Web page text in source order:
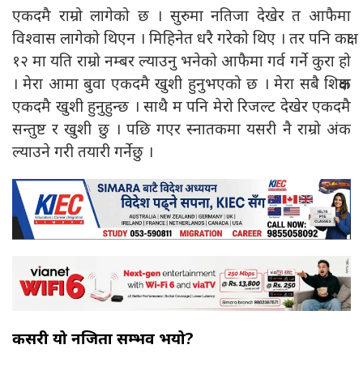
एकदमै राम्रो लागेको छ । सुरुमा नतिजा देखेर त आफैमा
विश्वास लागेको थिएन । मिहिनेत धरै गरेको थिए । तर पनि कक्षा
१२ मा यति राम्रो नम्बर ल्याउनु भनेको आफैमा गर्व गर्ने कुरा हो
। मेरा आमा बुवा एकदमै खुशी हुनुभएको छ । मेरा सबै शिक्षक
एकदमै खुशी हुनुहुन्छ । साथै म पनि मेरो रिजल्ट देखेर एकदमै
सन्तुष्ट र खुशी छु । पछि गएर स्नातकमा यसरी नै राम्रो अंक
ल्याउने गरी तयारी गर्नेछु ।
कसरी यो नजिता सम्भव भयो?